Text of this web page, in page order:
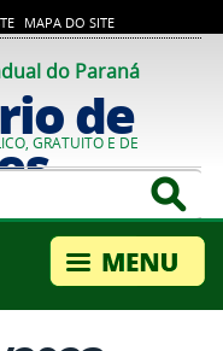
MAPA DO SITE
do Paraná
de
GRATUITO E DE